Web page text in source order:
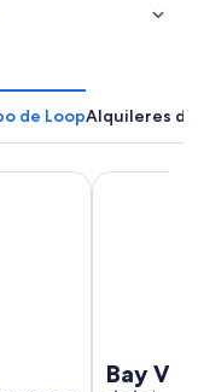
de LoopAlquileres
Bay
Bay View